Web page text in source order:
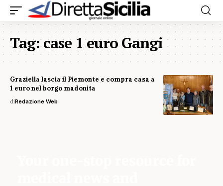
Tag:case 1 euro Gangi
Graziella lascia il Piemonte e compra casa a
1 euro nel borgo madonita
diRedazione Web